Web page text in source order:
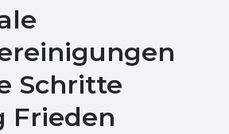
Schritte
Frieden